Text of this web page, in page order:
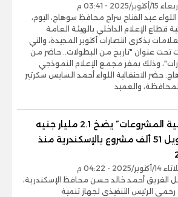
أكتوبر/2025 - 03:41 م
عبد الفتاح سراج محافظ سوهاج، اليوم،
قطاع الإعلام الداخلي بالهيئة العامة
بذكرى انتصارات أكتوبر المجيدة، والتي
تحت عنوان "تاريخ من البطولات.. حاضر من
وذلك بمقر مجمع الإعلام النموذجي
حضر الاحتفالية اللواء أحمد السايس سكرتير
والعميد
"تنمية المشروعات” يضخ 2.1 مليار جنيه
لتمويل 51 ألف مشروع بالإسكندرية منذ
أكتوبر/2025 - 04:22 م
الفريق أحمد خالد حسن محافظ الإسكندرية،
الرئيس التنفيذي لجهاز تنمية